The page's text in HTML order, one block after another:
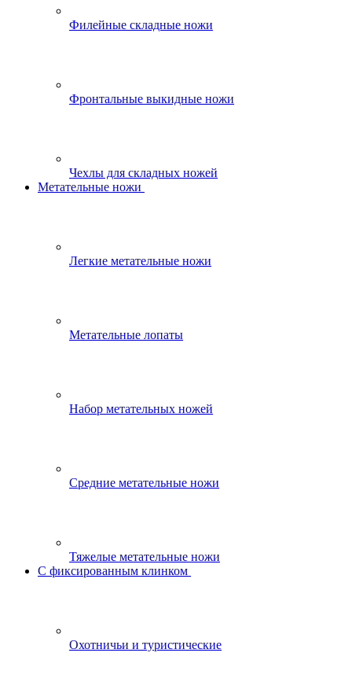
Филейные складные ножи
Фронтальные выкидные ножи
Чехлы для складных ножей
Метательные ножи
Легкие метательные ножи
Метательные лопаты
Набор метательных ножей
Средние метательные ножи
Тяжелые метательные ножи
С фиксированным клинком
Охотничьи и туристические